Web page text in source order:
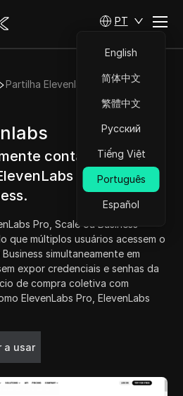
PT
English
简体中文
繁體中文
Русский
Tiếng Việt
Português
Español
Partilha Elevenlabs
contas do
Scale e
Pro, Scale ou Business
que múltiplos usuários acessem o
simultaneamente em
expor credenciais e senhas da
de compra coletiva com
ElevenLabs Pro, ElevenLabs
a usar